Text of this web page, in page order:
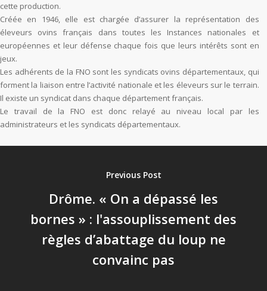
cette production.
Créée en 1946, elle est chargée d’assurer la représentation des
éleveurs ovins français dans toutes les Instances nationales et
européennes et leur défense chaque fois que leurs intérêts sont en
jeux.
Les adhérents de la FNO sont les syndicats ovins départementaux, qui
forment la liaison entre l’activité nationale et les éleveurs sur le terrain.
Il existe un syndicat dans chaque département français.
Le travail de la FNO est donc relayé au niveau local par les
administrateurs et les syndicats départementaux.
Previous Post
Drôme. « On a dépassé les
bornes » : l'assouplissement des
règles d’abattage du loup ne
convainc pas